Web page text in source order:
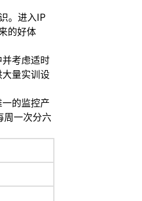
。进入IP
的好体
考虑适时
量实训设
的监控产
周一次分六